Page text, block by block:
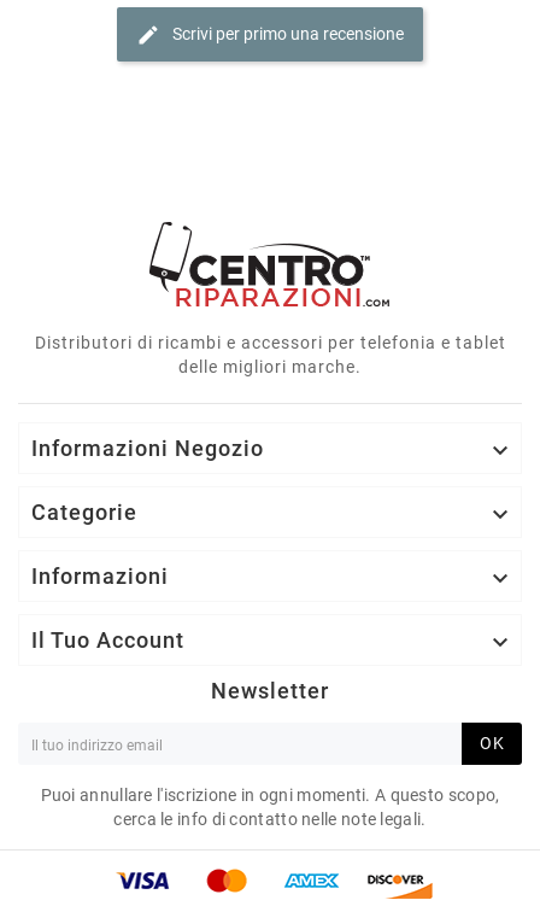
edit Scrivi per primo una recensione
Distributori di ricambi e accessori per telefonia e tablet
delle migliori marche.
Informazioni Negozio 
Categorie 
Informazioni 
Il Tuo Account 
Newsletter
OK
Puoi annullare l'iscrizione in ogni momenti. A questo scopo,
cerca le info di contatto nelle note legali.